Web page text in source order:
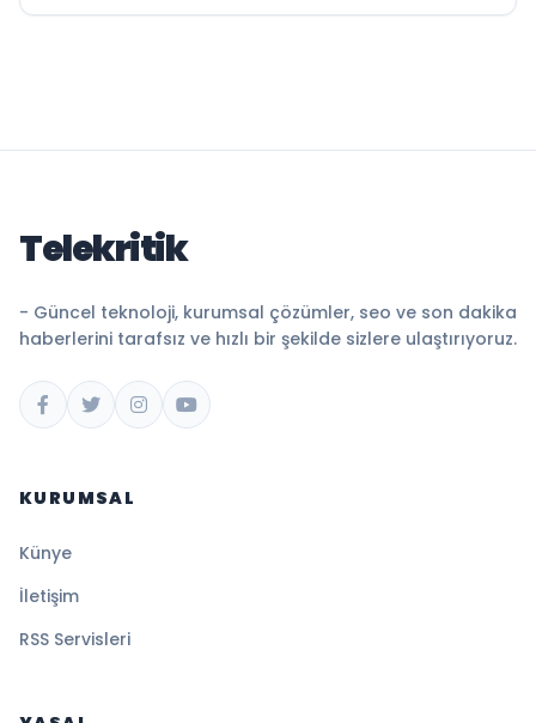
Telekritik
- Güncel teknoloji, kurumsal çözümler, seo ve son dakika
haberlerini tarafsız ve hızlı bir şekilde sizlere ulaştırıyoruz.
KURUMSAL
Künye
İletişim
RSS Servisleri